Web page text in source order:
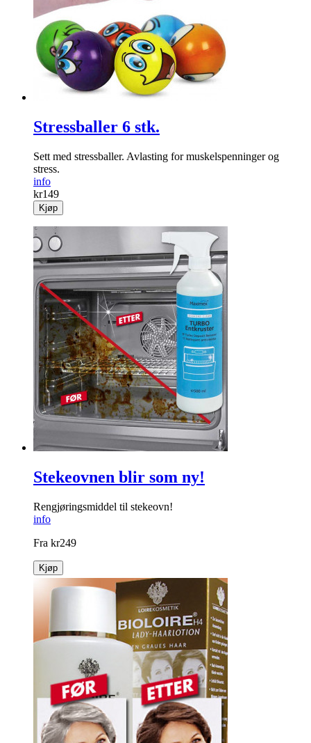
Stressballer 6 stk.
Sett med stressballer. Avlasting for muskelspenninger og
stress.
info
kr149
Kjøp
Stekeovnen blir som ny!
Rengjøringsmiddel til stekeovn!
info
Fra kr249
Kjøp